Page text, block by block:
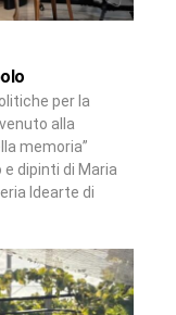
per la
alla
memoria”
dipinti di Maria
Idearte di